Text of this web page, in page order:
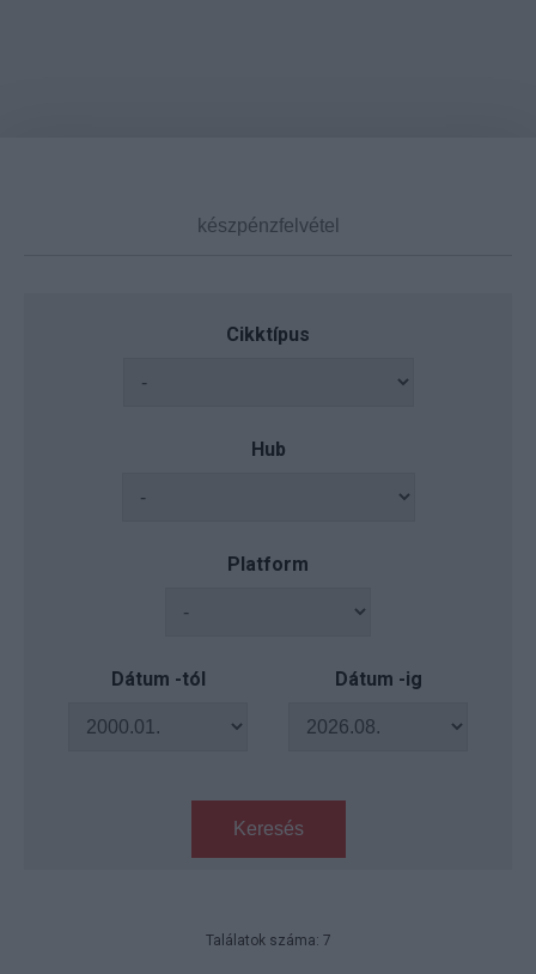
Cikktípus
Hub
Platform
Dátum -tól Dátum -ig
Keresés
Találatok száma: 7